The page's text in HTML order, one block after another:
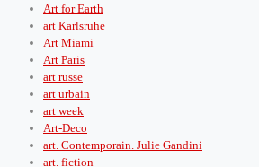
Art for Earth
art Karlsruhe
Art Miami
Art Paris
art russe
art urbain
art week
Art-Deco
art. Contemporain. Julie Gandini
art. fiction